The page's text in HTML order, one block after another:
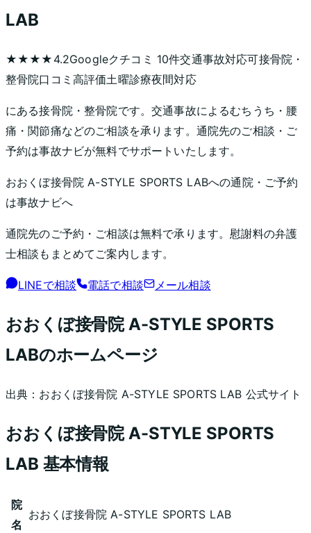
LAB
★★★★ 4.2Googleクチコミ 10件交通事故対応可接骨院・
整骨院口コミ高評価土曜診療夜間対応
にある接骨院・整骨院です。交通事故によるむちうち・腰
痛・関節痛などのご相談を承ります。通院先のご相談・ご
予約は事故ナビが無料でサポートいたします。
おおくぼ接骨院 A-STYLE SPORTS LABへの通院・ご予約
は事故ナビへ
通院先のご予約・ご相談は無料で承ります。慰謝料の弁護
士相談もまとめてご案内します。
LINEで相談 電話で相談 メール相談
おおくぼ接骨院 A-STYLE SPORTS
LABのホームページ
出典： おおくぼ接骨院 A-STYLE SPORTS LAB 公式サイト
おおくぼ接骨院 A-STYLE SPORTS
LAB 基本情報
院
名
おおくぼ接骨院 A-STYLE SPORTS LAB